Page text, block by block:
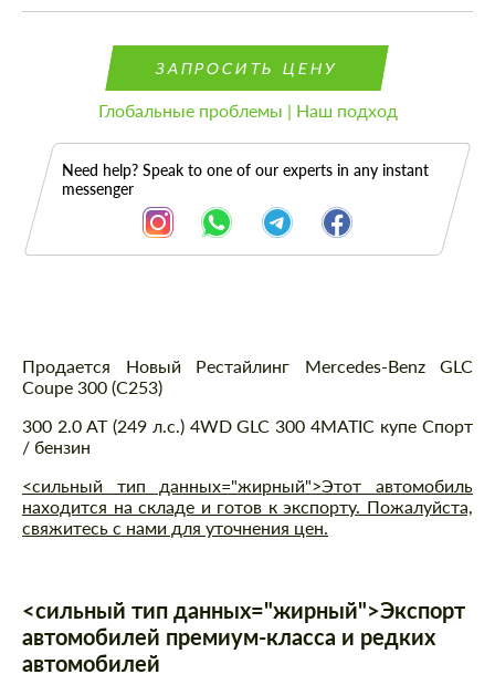
ЗАПРОСИТЬ ЦЕНУ
Глобальные проблемы | Наш подход
Need help? Speak to one of our experts in any instant
messenger
Описание
Продается Новый Рестайлинг Mercedes-Benz GLC
Coupe 300 (C253)
300 2.0 AT (249 л.с.) 4WD GLC 300 4MATIC купе Спорт
/ бензин
<сильный тип данных="жирный">Этот автомобиль
находится на складе и готов к экспорту. Пожалуйста,
свяжитесь с нами для уточнения цен.
<сильный тип данных="жирный">Экспорт
автомобилей премиум-класса и редких
автомобилей